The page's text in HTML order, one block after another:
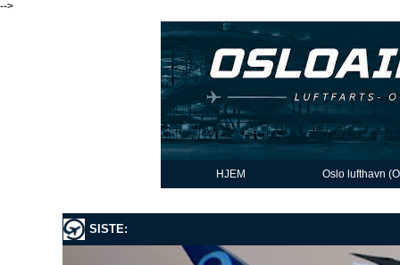
-->
HJEM Oslo lufthavn
SISTE: